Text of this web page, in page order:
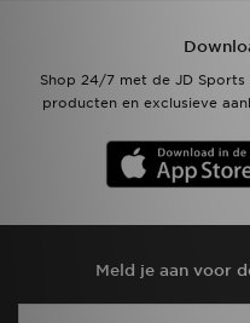
Shop 24/7 met de JD
producten en exclusieve
Meld je aan voor